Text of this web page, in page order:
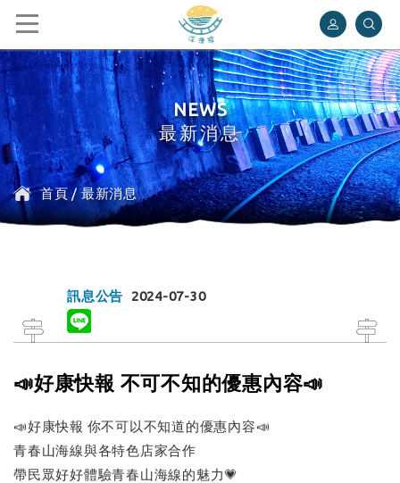
深澳鐵道自行車
NEWS
最新消息
首頁/最新消息
訊息公告 2024-07-30
📣好康快報 不可不知的優惠內容📣
📣好康快報 你不可以不知道的優惠內容📣
青春山海線與各特色店家合作
帶民眾好好體驗青春山海線的魅力💗